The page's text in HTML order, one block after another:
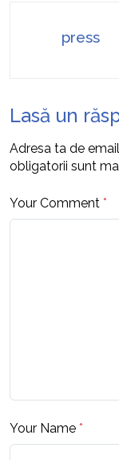
press
Lasă un
Adresa ta de
obligatorii sunt
Your Comment *
Your Name *